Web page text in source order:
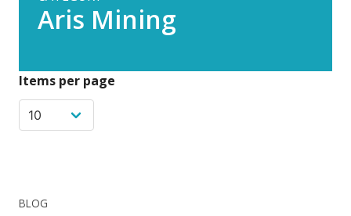
Aris Mining
Items per page
BLOG